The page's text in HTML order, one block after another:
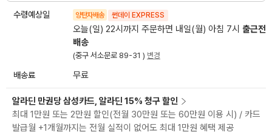
수령예상일 양탄자배송 썬데이 EXPRESS
오늘(일) 22시까지 주문하면 내일(월) 아침 7시 출근전
배송
(중구 서소문로 89-31 ) 변경
배송료 무료
알라딘 만권당 삼성카드, 알라딘 15% 청구 할인
최대 1만원 또는 2만원 할인(전월 30만원 또는 60만원 이용 시) / 카드
발급월 +1개월까지는 전월 실적이 없어도 최대 1만원 혜택 제공